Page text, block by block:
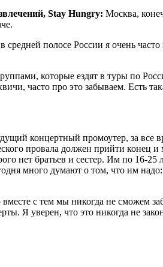
Stay Hungry: Москва,
средней полосе России я очень
которые ездят в туры по
часто про это забываем. Есть
концертный промоутер, за все
провала должен прийти
нет братьев и сестер. Им по 16-
много думают о том, что им
с тем мы никогда не сможем
Я уверен, что это никогда не